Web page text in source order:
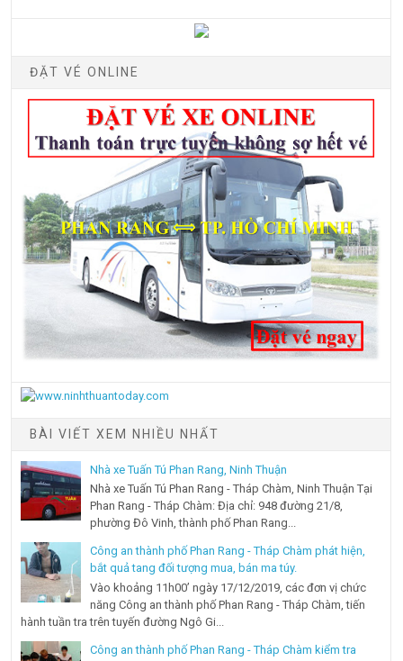
ĐẶT VÉ ONLINE
BÀI VIẾT XEM NHIỀU NHẤT
Nhà xe Tuấn Tú Phan Rang, Ninh Thuận
Nhà xe Tuấn Tú Phan Rang - Tháp Chàm, Ninh Thuận Tại
Phan Rang - Tháp Chàm: Địa chỉ: 948 đường 21/8,
phường Đô Vinh, thành phố Phan Rang...
Công an thành phố Phan Rang - Tháp Chàm phát hiện,
bắt quả tang đối tượng mua, bán ma túy.
Vào khoảng 11h00’ ngày 17/12/2019, các đơn vị chức
năng Công an thành phố Phan Rang - Tháp Chàm, tiến
hành tuần tra trên tuyến đường Ngô Gi...
Công an thành phố Phan Rang - Tháp Chàm kiểm tra